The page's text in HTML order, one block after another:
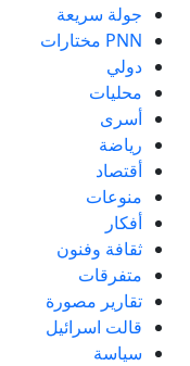
جولة سريعة
PNN مختارات
دولي
محليات
أسرى
رياضة
أقتصاد
منوعات
أفكار
ثقافة وفنون
متفرقات
تقارير مصورة
قالت اسرائيل
سياسة